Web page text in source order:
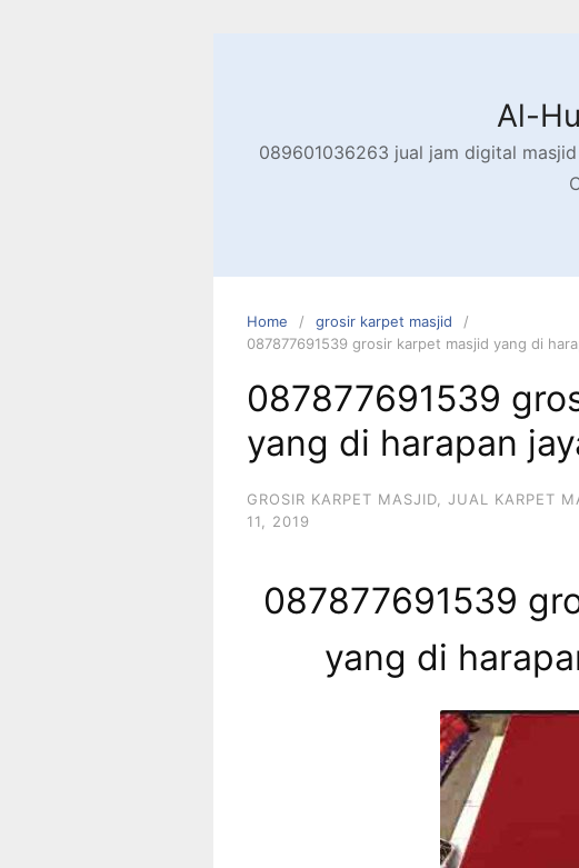
Al-
089601036263 jual jam digital
Home
grosir karpet masjid
087877691539 grosir karpet masjid yang di
087877691539
yang di harapan
GROSIR KARPET MASJID JUAL KARPET
11, 2019
087877691539
yang di